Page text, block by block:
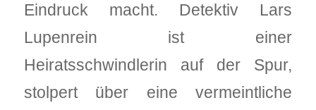
Eindruck macht. Detektiv Lars
Lupenrein ist einer
Heiratsschwindlerin auf der Spur,
stolpert über eine vermeintliche